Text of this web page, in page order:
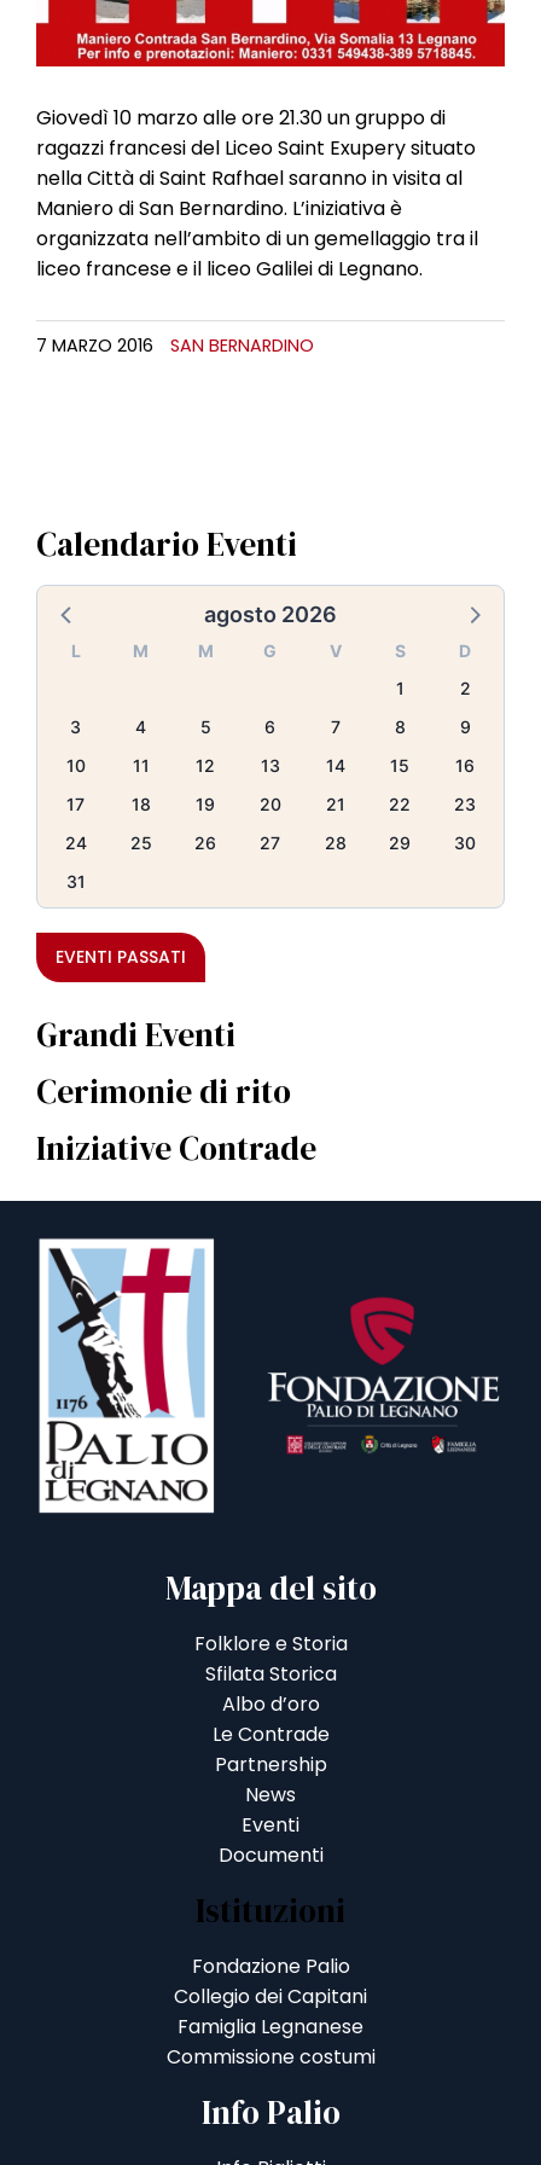
Giovedì 10 marzo alle ore 21.30 un gruppo di
ragazzi francesi del Liceo Saint Exupery situato
nella Città di Saint Rafhael saranno in visita al
Maniero di San Bernardino. L’iniziativa è
organizzata nell’ambito di un gemellaggio tra il
liceo francese e il liceo Galilei di Legnano.
7 MARZO 2016 SAN BERNARDINO
Calendario Eventi
agosto 2026
L M M G V S
D
1
2
3
4 5 6 7 8
9
10
11 12 13 14 15
16
17
18 19 20 21 22
23
24
25 26 27 28 29
30
31
EVENTI PASSATI
Grandi Eventi
Cerimonie di rito
Iniziative Contrade
Mappa del sito
Folklore e Storia
Sfilata Storica
Albo d’oro
Le Contrade
Partnership
News
Eventi
Documenti
Istituzioni
Fondazione Palio
Collegio dei Capitani
Famiglia Legnanese
Commissione costumi
Info Palio